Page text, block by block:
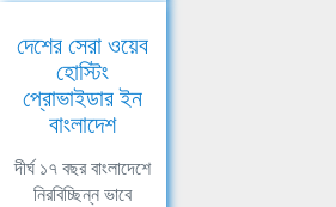
দেশের সেরা ওয়েব
হোস্টিং
প্রোভাইডার ইন
বাংলাদেশ
দীর্ঘ ১৭ বছর বাংলাদেশে
নিরবিচ্ছিন্ন ভাবে